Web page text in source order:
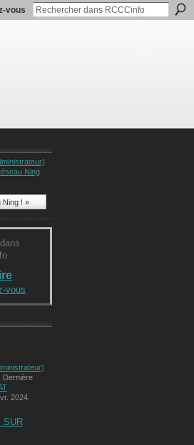
vous
Ning.
Ning ! »
vous
Dernière
2024.
SUR